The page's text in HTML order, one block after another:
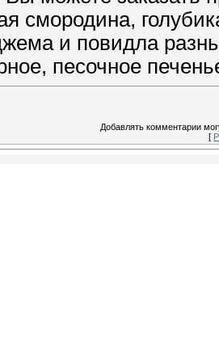
смородина,
и повидла
песочное
Добавлять комментарии
[